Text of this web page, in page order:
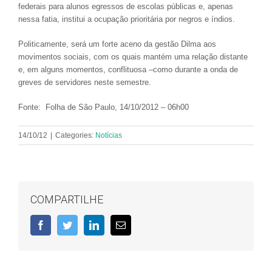
federais para alunos egressos de escolas públicas e, apenas
nessa fatia, institui a ocupação prioritária por negros e índios.
Politicamente, será um forte aceno da gestão Dilma aos
movimentos sociais, com os quais mantém uma relação distante
e, em alguns momentos, conflituosa –como durante a onda de
greves de servidores neste semestre.
Fonte: Folha de São Paulo, 14/10/2012 – 06h00
14/10/12 Categories: Notícias
COMPARTILHE
FacebookTwitterLinkedIn
E-
mail